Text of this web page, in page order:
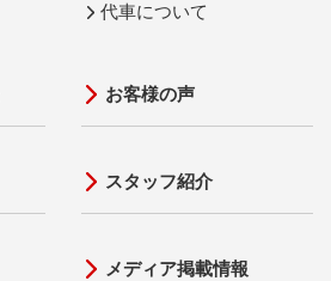
代車について
お客様の声
スタッフ紹介
メディア掲載情報